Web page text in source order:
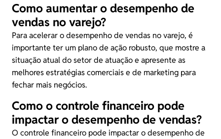
Como aumentar o desempenho de
vendas no varejo?
Para acelerar o desempenho de vendas no varejo, é
importante ter um plano de ação robusto, que mostre a
situação atual do setor de atuação e apresente as
melhores estratégias comerciais e de marketing para
fechar mais negócios.
Como o controle financeiro pode
impactar o desempenho de vendas?
O controle financeiro pode impactar o desempenho de